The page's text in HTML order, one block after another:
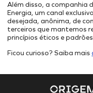
Além disso, a companhia
Energia, um canal
desejada, anônima, de
terceiros que mantemos
princípios éticos e
Ficou curioso? Saiba mais